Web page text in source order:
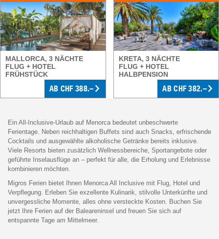
MALLORCA, 3 NÄCHTE
FLUG + HOTEL
FRÜHSTÜCK
AB CHF 388.–
KRETA, 3 NÄCHTE
FLUG + HOTEL
HALBPENSION
AB CHF 382.–
Ein All-Inclusive-Urlaub auf Menorca bedeutet unbeschwerte
Ferientage. Neben reichhaltigen Buffets sind auch Snacks, erfrischende
Cocktails und ausgewählte alkoholische Getränke bereits inklusive.
Viele Resorts bieten zusätzlich Wellnessbereiche, Sportangebote oder
geführte Inselausflüge an – perfekt für alle, die Erholung und Erlebnisse
kombinieren möchten.
Migros Ferien bietet Ihnen Menorca All Inclusive mit Flug, Hotel und
Verpflegung. Erleben Sie exzellente Kulinarik, stilvolle Unterkünfte und
unvergessliche Momente, alles ohne versteckte Kosten. Buchen Sie
jetzt Ihre Ferien auf der Baleareninsel und freuen Sie sich auf
entspannte Tage am Mittelmeer.